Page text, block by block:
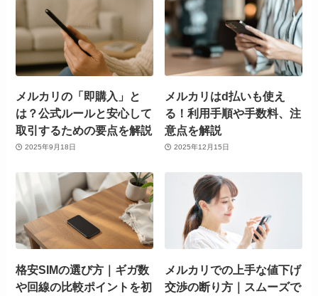
メルカリの「即購入」と
は？公式ルールと安心して
取引するための要点を解説
2025年9月18日
メルカリはd払いも使え
る！利用手順や手数料、注
意点を解説
2025年12月15日
格安SIMの選び方｜ギガ数
や回線の比較ポイントを初
メルカリでの上手な値下げ
交渉の断り方｜スムーズで